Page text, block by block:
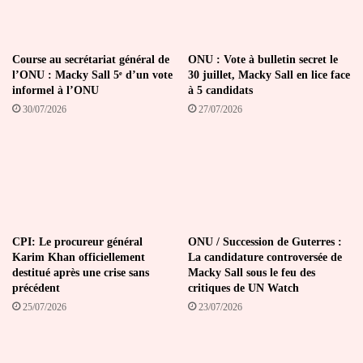
Course au secrétariat général de
l’ONU : Macky Sall 5ᵉ d’un vote
informel à l’ONU
30/07/2026
ONU : Vote à bulletin secret le
30 juillet, Macky Sall en lice face
à 5 candidats
27/07/2026
CPI: Le procureur général
Karim Khan officiellement
destitué après une crise sans
précédent
25/07/2026
ONU / Succession de Guterres :
La candidature controversée de
Macky Sall sous le feu des
critiques de UN Watch
23/07/2026